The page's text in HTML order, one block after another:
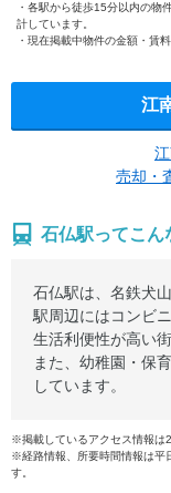
各駅から徒歩15分以内の物
計しています。
現在掲載中物件の金額・賃
江
売却・
石仏駅ってこん
石仏駅は、名鉄犬
駅周辺にはコンビ
生活利便性が高い街
また、幼稚園・保
しています。
※掲載しているアクセス情報は
※経路情報、所要時間情報は平
す。